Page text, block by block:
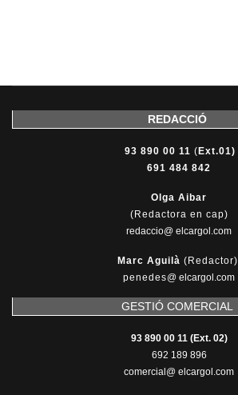
REDACCIÓ
93 890 00 11 ( Ext.01)
691 484 842
Olga Aibar
(Redactora en cap)
redaccio@ elcargol.com
Marc Aguilà (Redactor)
penedes@ elcargol.com
GESTIÓ COMERCIAL
93 890 00 11 (Ext. 02)
692 189 896
comercial@ elcargol.com